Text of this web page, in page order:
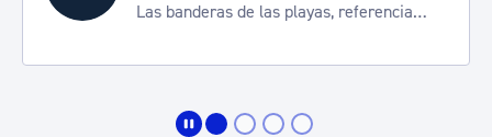
Las banderas de las playas, referencia